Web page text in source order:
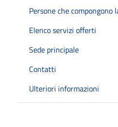
Persone che
Elenco servizi offerti
Sede principale
Contatti
Ulteriori informazioni